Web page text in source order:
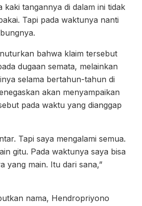
kaki tangannya di dalam ini tidak
Tapi pada waktunya nanti
bahwa klaim tersebut
dugaan semata, melainkan
selama bertahun-tahun di
akan menyampaikan
pada waktu yang dianggap
Tapi saya mengalami semua.
gitu. Pada waktunya saya bisa
yang main. Itu dari sana,”
nama, Hendropriyono